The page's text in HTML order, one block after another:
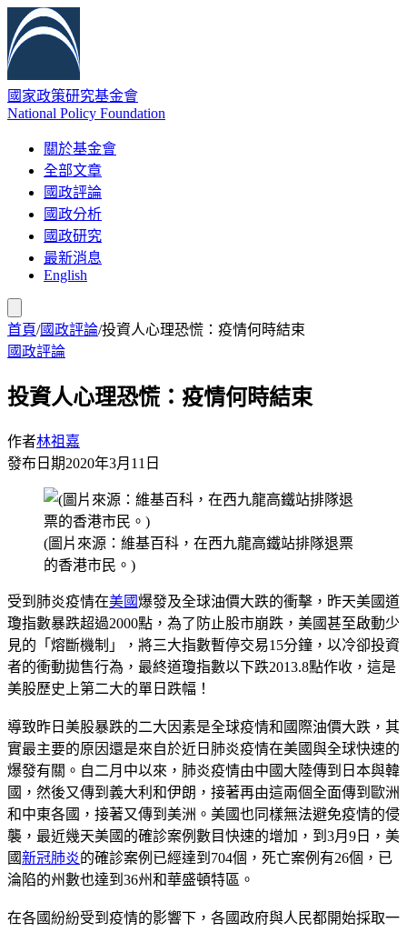
國家政策研究基金會
National Policy Foundation
關於基金會
全部文章
國政評論
國政分析
國政研究
最新消息
English
首頁/國政評論/投資人心理恐慌：疫情何時結束
國政評論
投資人心理恐慌：疫情何時結束
作者林祖嘉
發布日期2020年3月11日
(圖片來源：維基百科，在西九龍高鐵站排隊退票
的香港市民。)
受到肺炎疫情在美國爆發及全球油價大跌的衝擊，昨天美國道
瓊指數暴跌超過2000點，為了防止股市崩跌，美國甚至啟動少
見的「熔斷機制」，將三大指數暫停交易15分鐘，以冷卻投資
者的衝動拋售行為，最終道瓊指數以下跌2013.8點作收，這是
美股歷史上第二大的單日跌幅！
導致昨日美股暴跌的二大因素是全球疫情和國際油價大跌，其
實最主要的原因還是來自於近日肺炎疫情在美國與全球快速的
爆發有關。自二月中以來，肺炎疫情由中國大陸傳到日本與韓
國，然後又傳到義大利和伊朗，接著再由這兩個全面傳到歐洲
和中東各國，接著又傳到美洲。美國也同樣無法避免疫情的侵
襲，最近幾天美國的確診案例數目快速的增加，到3月9日，美
國新冠肺炎的確診案例已經達到704個，死亡案例有26個，已
淪陷的州數也達到36州和華盛頓特區。
在各國紛紛受到疫情的影響下，各國政府與人民都開始採取一